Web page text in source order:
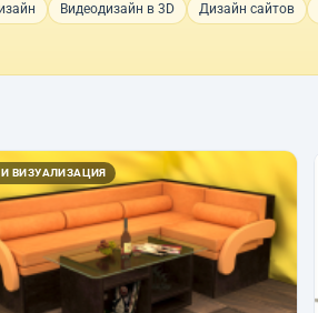
Видеодизайн в 3D Дизайн сайтов
И ВИЗУАЛИЗАЦИЯ